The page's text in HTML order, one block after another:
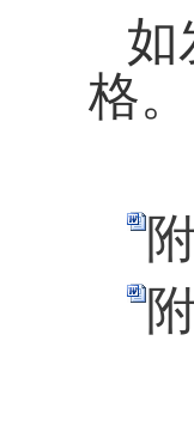
如
格。